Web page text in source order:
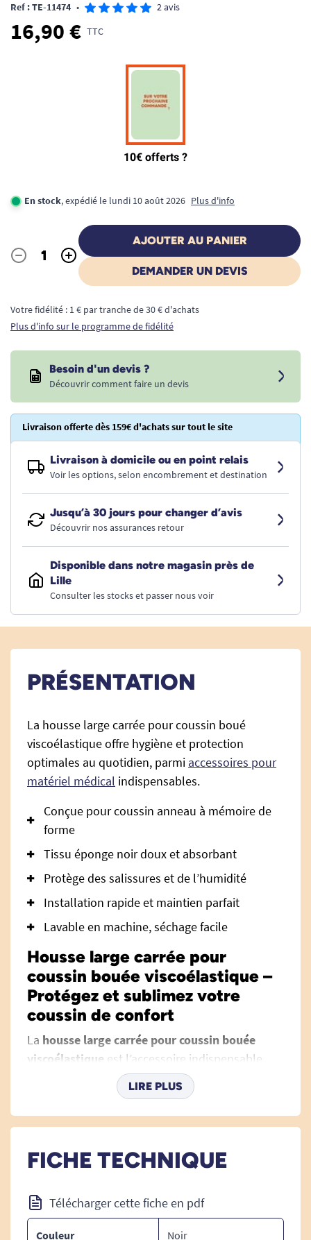
Ref : TE-11474 • 2 avis
16,90 € TTC
En stock, expédié le lundi 10 août 2026 Plus d'info
Quantité
- +
AJOUTER AU PANIER
DEMANDER UN DEVIS
Votre fidélité : 1 € par tranche de 30 € d'achats
Plus d'info sur le programme de fidélité
Besoin d'un devis ?
Découvrir comment faire un devis
Livraison offerte dès 159€ d'achats sur tout le site
Livraison à domicile ou en point relais
Voir les options, selon encombrement et destination
Jusqu’à 30 jours pour changer d’avis
Découvrir nos assurances retour
Disponible dans notre magasin près de
Lille
Consulter les stocks et passer nous voir
PRÉSENTATION
La housse large carrée pour coussin boué
viscoélastique offre hygiène et protection
optimales au quotidien, parmi accessoires pour
matériel médical indispensables.
Conçue pour coussin anneau à mémoire de
forme
Tissu éponge noir doux et absorbant
Protège des salissures et de l’humidité
Installation rapide et maintien parfait
Lavable en machine, séchage facile
Housse large carrée pour
coussin bouée viscoélastique –
Protégez et sublimez votre
coussin de confort
La housse large carrée pour coussin bouée
viscoélastique est l’accessoire indispensable
pour prolonger la durée de vie, optimiser
l’hygiène et apporter une touche élégante à
votre coussin anneau à mémoire de forme.
coussins en forme d’anneau ou bouée, elle
marie à la perfection confort, protection et
toute sérénité.
LIRE PLUS
FICHE TECHNIQUE
Télécharger cette fiche en pdf
Couleur Noir